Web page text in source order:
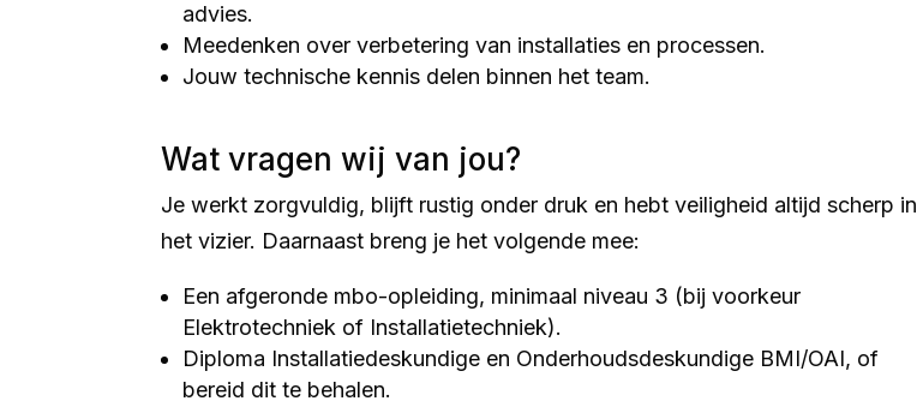
advies.
Meedenken over verbetering van installaties en processen.
Jouw technische kennis delen binnen het team.
Wat vragen wij van jou?
Je werkt zorgvuldig, blijft rustig onder druk en hebt veiligheid altijd scherp in
het vizier. Daarnaast breng je het volgende mee:
Een afgeronde mbo-opleiding, minimaal niveau 3 (bij voorkeur
Elektrotechniek of Installatietechniek).
Diploma Installatiedeskundige en Onderhoudsdeskundige BMI/OAI, of
bereid dit te behalen.